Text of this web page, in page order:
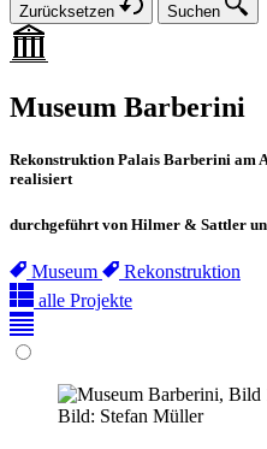
Zurücksetzen Suchen
Museum Barberini
Rekonstruktion Palais Barberini am
realisiert
durchgeführt von Hilmer & Sattler
Museum
Rekonstruktion
alle Projekte
Bild: Stefan Müller